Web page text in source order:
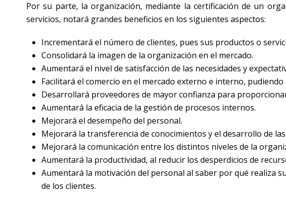
Por su parte, la organización, mediante la certificación de un
servicios, notará grandes beneficios en los siguientes aspectos:
Incrementará el número de clientes, pues sus productos o
Consolidará la imagen de la organización en el mercado.
Aumentará el nivel de satisfacción de las necesidades y
Facilitará el comercio en el mercado externo e interno, pudiendo
Desarrollará proveedores de mayor confianza para
Aumentará la eficacia de la gestión de procesos internos.
Mejorará el desempeño del personal.
Mejorará la transferencia de conocimientos y el desarrollo de
Mejorará la comunicación entre los distintos niveles de la
Aumentará la productividad, al reducir los desperdicios de
Aumentará la motivación del personal al saber por qué realiza
de los clientes.